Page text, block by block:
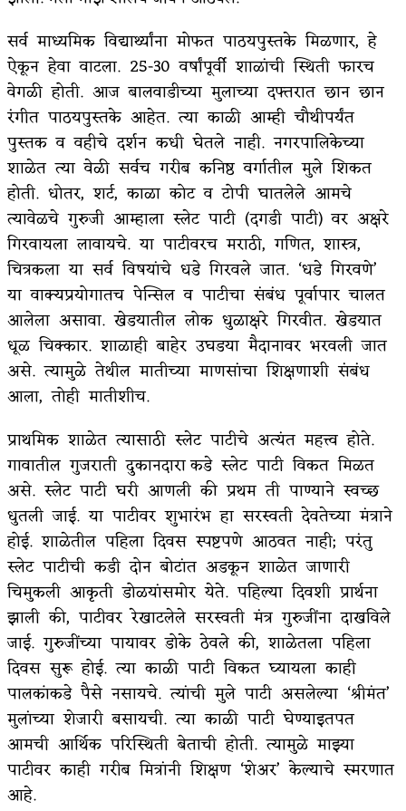
सुवर्ण – झळाळी
‘अर्थ’पूर्ण हास्य
अष्टपैलू : खंडू रांगणेकर
अपूर्ण कथा
बुडीच खटलं – संयुक्त कुटुंब का गरजेचं?
सर्व माध्यमिक विद्यार्थ्यांना मोफत पाठयपुस्तके मिळणार, हे
ऐकून हेवा वाटला. 25-30 वर्षांपूर्वी शाळांची स्थिती फारच
वेगळी होती. आज बालवाडीच्या मुलाच्या दफ्तरात छान छान
रंगीत पाठयपुस्तके आहेत. त्या काळी आम्ही चौथीपर्यंत
पुस्तक व वहीचे दर्शन कधी घेतले नाही. नगरपालिकेच्या
शाळेत त्या वेळी सर्वच गरीब कनिष्ठ वर्गातील मुले शिकत
होती. धोतर, शर्ट, काळा कोट व टोपी घातलेले आमचे
त्यावेळचे गुरुजी आम्हाला स्लेट पाटी (दगडी पाटी) वर अक्षरे
गिरवायला लावायचे. या पाटीवरच मराठी, गणित, शास्त्र,
चित्रकला या सर्व विषयांचे धडे गिरवले जात. ‘धडे गिरवणे’
या वाक्यप्रयोगातच पेन्सिल व पाटीचा संबंध पूर्वापार चालत
आलेला असावा. खेडयातील लोक धुळाक्षरे गिरवीत. खेडयात
धूळ चिक्कार. शाळाही बाहेर उघडया मैदानावर भरवली जात
असे. त्यामुळे तेथील मातीच्या माणसांचा शिक्षणाशी संबंध
आला, तोही मातीशीच.
प्राथमिक शाळेत त्यासाठी स्लेट पाटीचे अत्यंत महत्त्व होते.
गावातील गुजराती दुकानदारा कडे स्लेट पाटी विकत मिळत
असे. स्लेट पाटी घरी आणली की प्रथम ती पाण्याने स्वच्छ
धुतली जाई. या पाटीवर शुभारंभ हा सरस्वती देवतेच्या मंत्राने
होई. शाळेतील पहिला दिवस स्पष्टपणे आठवत नाही; परंतु
स्लेट पाटीची कडी दोन बोटांत अडकून शाळेत जाणारी
चिमुकली आकृती डोळयांसमोर येते. पहिल्या दिवशी प्रार्थना
झाली की, पाटीवर रेखाटलेले सरस्वती मंत्र गुरुजींना दाखविले
जाई. गुरुजींच्या पायावर डोके ठेवले की, शाळेतला पहिला
दिवस सुरू होई. त्या काळी पाटी विकत घ्यायला काही
पालकांकडे पैसे नसायचे. त्यांची मुले पाटी असलेल्या ‘श्रीमंत’
मुलांच्या शेजारी बसायची. त्या काळी पाटी घेण्याइतपत
आमची आर्थिक परिस्थिती बेताची होती. त्यामुळे माझ्या
पाटीवर काही गरीब मित्रांनी शिक्षण ‘शेअर’ केल्याचे स्मरणात
आहे.